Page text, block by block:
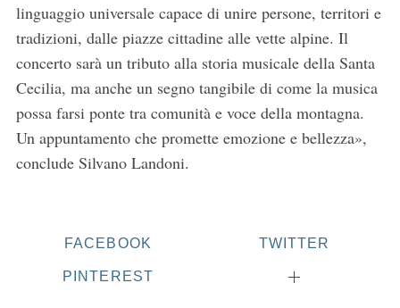
linguaggio universale capace di unire persone, territori e
tradizioni, dalle piazze cittadine alle vette alpine. Il
concerto sarà un tributo alla storia musicale della Santa
Cecilia, ma anche un segno tangibile di come la musica
possa farsi ponte tra comunità e voce della montagna.
Un appuntamento che promette emozione e bellezza»,
conclude Silvano Landoni.
FACEBOOK TWITTER
PINTEREST